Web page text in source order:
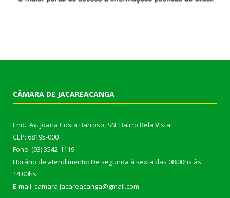
CÂMARA DE JACAREACANGA
End.: Av. Joana Costa Barroso, SN, Bairro Bela Vista
CEP: 68195-000
Fone: (93) 3542-1119
Horário de atendimento: De segunda à sexta das 08:00hs às
14:00hs
E-mail: camara.jacareacanga@gmail.com